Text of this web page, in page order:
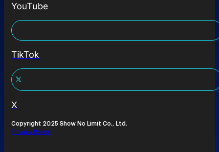
YouTube
TikTok
X
Copyright 2025 Show No Limit Co., Ltd.
Privacy Policy